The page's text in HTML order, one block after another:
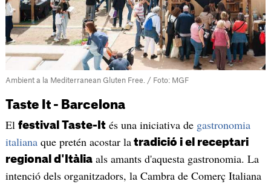
Ambient a la Mediterranean Gluten Free. / Foto: MGF
Taste It - Barcelona
El festival Taste-Ités una iniciativa de gastronomia
italianaque pretén acostar latradició i el receptari
regional d'Itàliaals amants d'aquesta gastronomia. La
intenció dels organitzadors, la Cambra de Comerç Italiana